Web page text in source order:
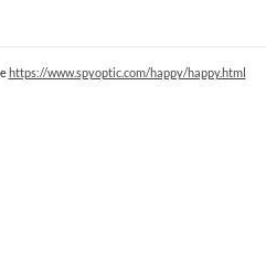
https://www.spyoptic.com/happy/happy.html